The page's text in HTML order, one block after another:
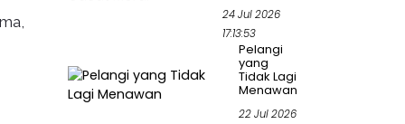
24 Jul 2026
17:13:53
Pelangi
yang
Tidak Lagi
Menawan
22 Jul 2026